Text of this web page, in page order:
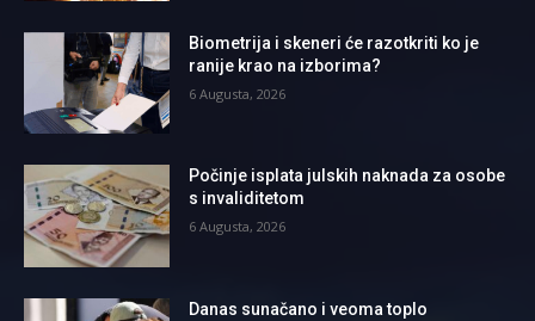
Biometrija i skeneri će razotkriti ko je
ranije krao na izborima?
6 Augusta, 2026
Počinje isplata julskih naknada za osobe
s invaliditetom
6 Augusta, 2026
Danas sunačano i veoma toplo